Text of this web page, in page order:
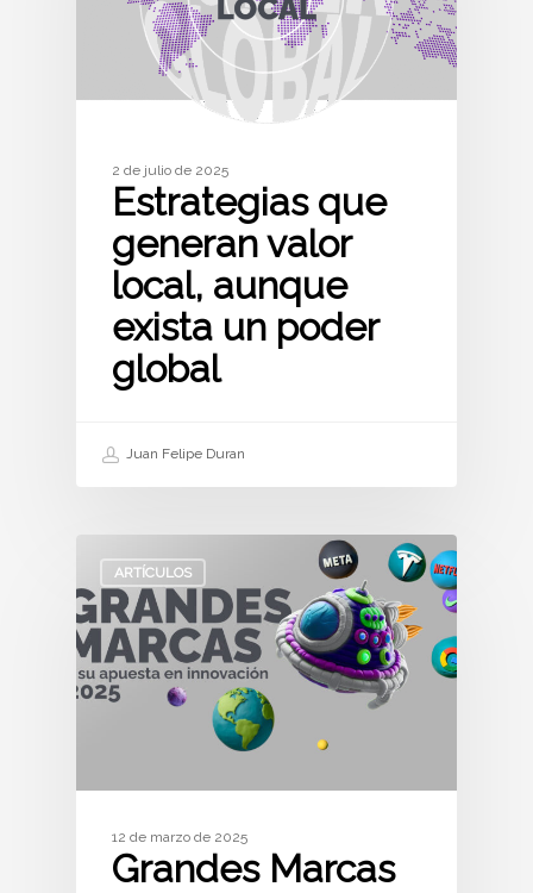
2 de julio de 2025
Estrategias que
generan valor
local, aunque
exista un poder
global
Juan Felipe Duran
ARTÍCULOS
12 de marzo de 2025
Grandes Marcas